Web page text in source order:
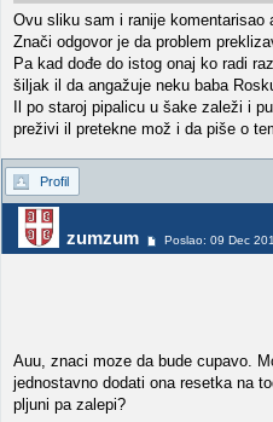
Ovu sliku sam i ranije
Znači odgovor je da problem
Pa kad dođe do istog onaj ko radi
šiljak il da angažuje neku baba
Il po staroj pipalicu u šake zaleži i
preživi il pretekne mož i da piše o
Profil
zumzum Poslao: 09 Dec
Auu, znaci moze da bude cupavo.
jednostavno dodati ona resetka na
pljuni pa zalepi?